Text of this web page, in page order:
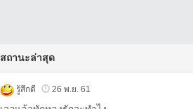
สถานะล่าสุด
รู้สึกดี 26 พ.ย. 61